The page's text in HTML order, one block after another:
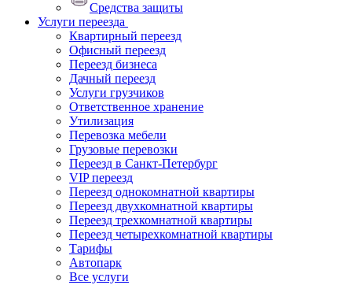
Средства защиты
Услуги переезда
Квартирный переезд
Офисный переезд
Переезд бизнеса
Дачный переезд
Услуги грузчиков
Ответственное хранение
Утилизация
Перевозка мебели
Грузовые перевозки
Переезд в Санкт-Петербург
VIP переезд
Переезд однокомнатной квартиры
Переезд двухкомнатной квартиры
Переезд трехкомнатной квартиры
Переезд четырехкомнатной квартиры
Тарифы
Автопарк
Все услуги